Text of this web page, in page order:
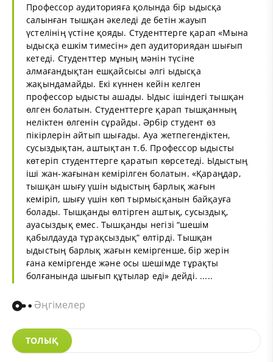
Профессор аудиторияға қолында бір ыдысқа
салынған тышқан әкеледі де бетін жауып
үстелінің үстіне қояды. Студенттерге қарап «Мына
ыдысқа ешкім тимесін» деп аудиториядан шығып
кетеді. Студенттер мұның мәнін түсіне
алмағандықтан ешқайсысы әлгі ыдысқа
жақындамайды. Екі күннен кейін келген
профессор ыдысты ашады. Ыдыс ішіндегі тышқан
өлген болатын. Студенттерге қарап тышқанның
неліктен өлгенін сұрайды. Әрбір студент өз
пікірлерін айтып шығады. Ауа жетпегендіктен,
сусыздықтан, аштықтан т.б. Профессор ыдысты
көтеріп студенттерге қаратып көрсетеді. Ыдыстың
іші жан-жағынан кемірілген болатын. «Қараңдар,
тышқан шығу үшін ыдыстың барлық жағын
кеміріп, шығу үшін көп тырмысқанын байқауға
болады. Тышқанды өлтірген аштық, сусыздық,
ауасыздық емес. Тышқанды негізі “шешім
қабылдауда тұрақсыздық” өлтірді. Тышқан
ыдыстың барлық жағын кеміргенше, бір жерін
ғана кеміргенде және осы шешімде тұрақты
болғанында шығып құтылар еді» дейді. .....
Әңгімелер
ТОЛЫҚ